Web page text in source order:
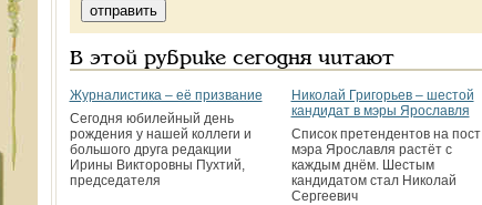
В этой рубрике сегодня читают
Журналистика – её призвание
Сегодня юбилейный день
рождения у нашей коллеги и
большого друга редакции
Ирины Викторовны Пухтий,
председателя
Николай Григорьев – шестой
кандидат в мэры Ярославля
Список претендентов на пост
мэра Ярославля растёт с
каждым днём. Шестым
кандидатом стал Николай
Сергеевич